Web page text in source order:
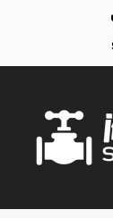
contenido